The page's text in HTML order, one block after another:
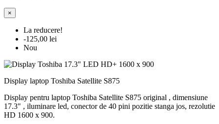
×
La reducere!
-125,00 lei
Nou
Display laptop Toshiba Satellite S875
Display pentru laptop Toshiba Satellite S875 original , dimensiune
17.3" , iluminare led, conector de 40 pini pozitie stanga jos, rezolutie
HD 1600 x 900.